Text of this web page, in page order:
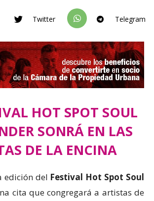
Twitter Telegram
HOT SPOT SOUL
SONRÁ EN LAS
DE LA ENCINA
edición del Festival Hot Spot Soul
cita que congregará a artistas de